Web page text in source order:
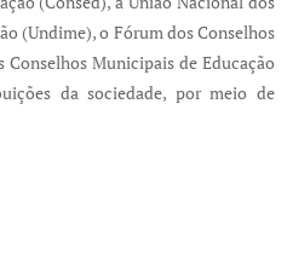
(Undime), o Fórum dos Conselhos
Conselhos Municipais de Educação
da sociedade, por meio de